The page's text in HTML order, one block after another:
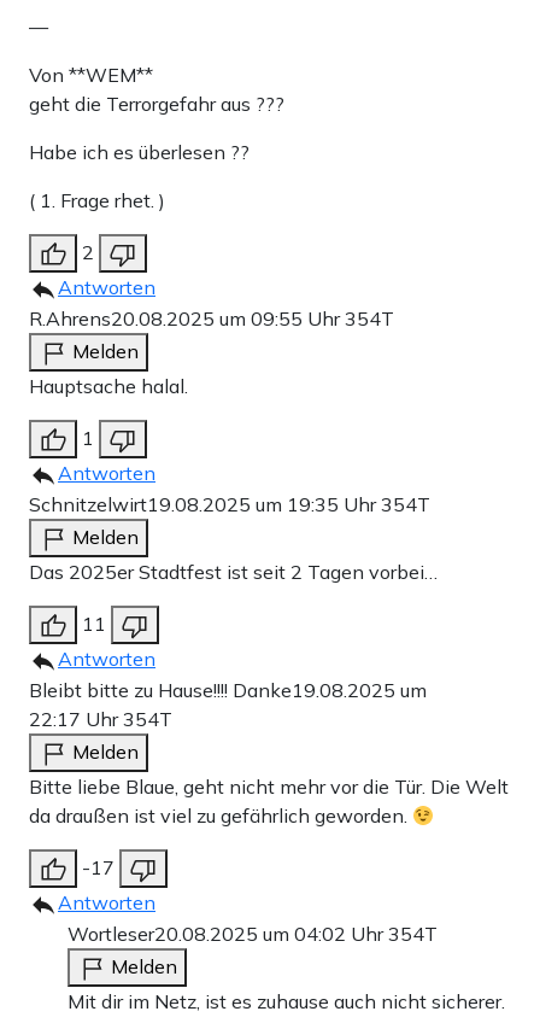
—
Von **WEM**
geht die Terrorgefahr aus ???
Habe ich es überlesen ??
( 1. Frage rhet. )
2
Antworten
R.Ahrens20.08.2025 um 09:55 Uhr354T
Melden
Hauptsache halal.
1
Antworten
Schnitzelwirt19.08.2025 um 19:35 Uhr354T
Melden
Das 2025er Stadtfest ist seit 2 Tagen vorbei…
11
Antworten
Bleibt bitte zu Hause!!!! Danke19.08.2025 um
22:17 Uhr354T
Melden
Bitte liebe Blaue, geht nicht mehr vor die Tür. Die Welt
da draußen ist viel zu gefährlich geworden.
-17
Antworten
Wortleser20.08.2025 um 04:02 Uhr354T
Melden
Mit dir im Netz, ist es zuhause auch nicht sicherer.